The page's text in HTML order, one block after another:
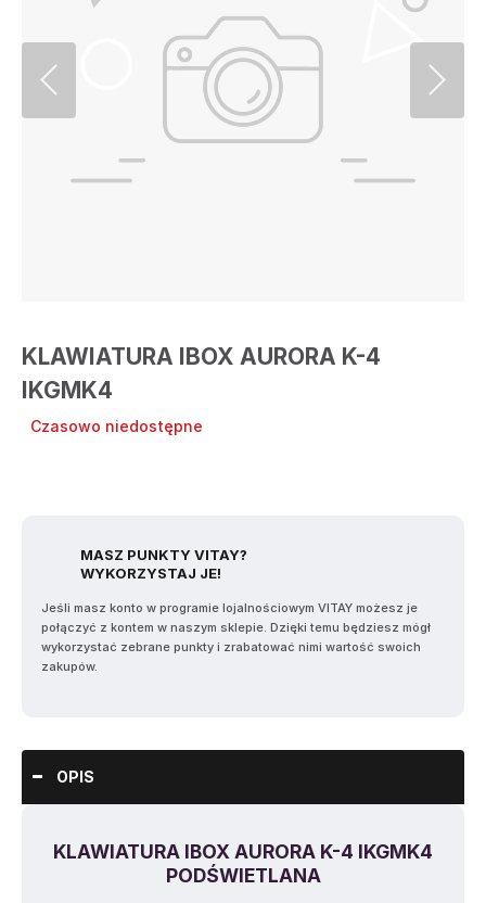
KLAWIATURA IBOX AURORA K-4
IKGMK4
Czasowo niedostępne
MASZ PUNKTY VITAY?
WYKORZYSTAJ JE!
Jeśli masz konto w programie lojalnościowym VITAY możesz je
połączyć z kontem w naszym sklepie. Dzięki temu będziesz mógł
wykorzystać zebrane punkty i zrabatować nimi wartość swoich
zakupów.
OPIS
KLAWIATURA IBOX AURORA K-4 IKGMK4
PODŚWIETLANA